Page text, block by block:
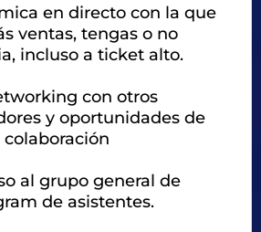
en directo con la que
ventas, tengas o no
incluso a ticket alto.
con otros
y oportunidades de
colaboración
al grupo general de
de asistentes.